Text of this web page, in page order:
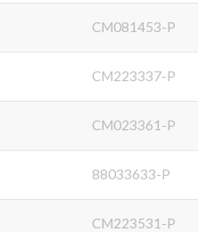
CM081453-P
CM223337-P
CM023361-P
88033633-P
CM223531-P